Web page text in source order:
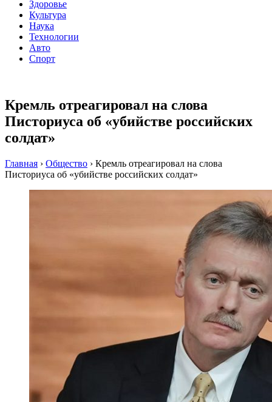
Здоровье
Культура
Наука
Технологии
Авто
Спорт
Кремль отреагировал на слова
Писториуса об «убийстве российских
солдат»
Главная › Общество › Кремль отреагировал на слова
Писториуса об «убийстве российских солдат»